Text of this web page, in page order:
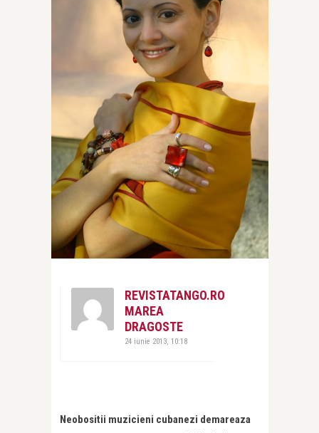
REVISTATANGO.RO
MAREA
DRAGOSTE
24 iunie 2013, 10:18
Neobositii muzicieni cubanezi demareaza